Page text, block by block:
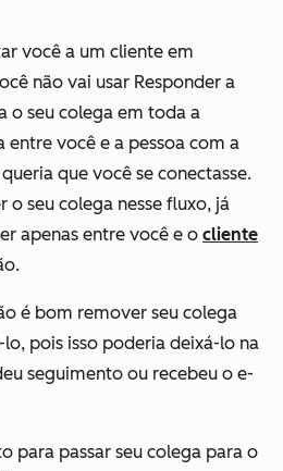
você a um cliente em
não vai usar Responder a
o seu colega em toda a
você e a pessoa com a
que você se conectasse.
o seu colega nesse fluxo, já
apenas entre você e o cliente
é bom remover seu colega
pois isso poderia deixá-lo na
seguimento ou recebeu o e-
para passar seu colega para o